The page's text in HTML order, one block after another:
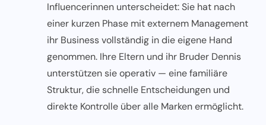
Influencerinnen unterscheidet: Sie hat nach
einer kurzen Phase mit externem Management
ihr Business vollständig in die eigene Hand
genommen. Ihre Eltern und ihr Bruder Dennis
unterstützen sie operativ — eine familiäre
Struktur, die schnelle Entscheidungen und
direkte Kontrolle über alle Marken ermöglicht.